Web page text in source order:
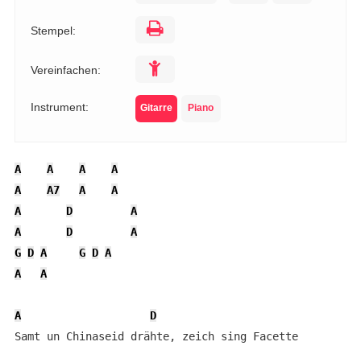
Stempel:
Vereinfachen:
Instrument: Gitarre Piano
A A A
A
A
A7 A
A
A
D
A
A
D
A
G D A G D A
A
A
A
D
Samt un Chinaseid drähte, zeich sing Facette